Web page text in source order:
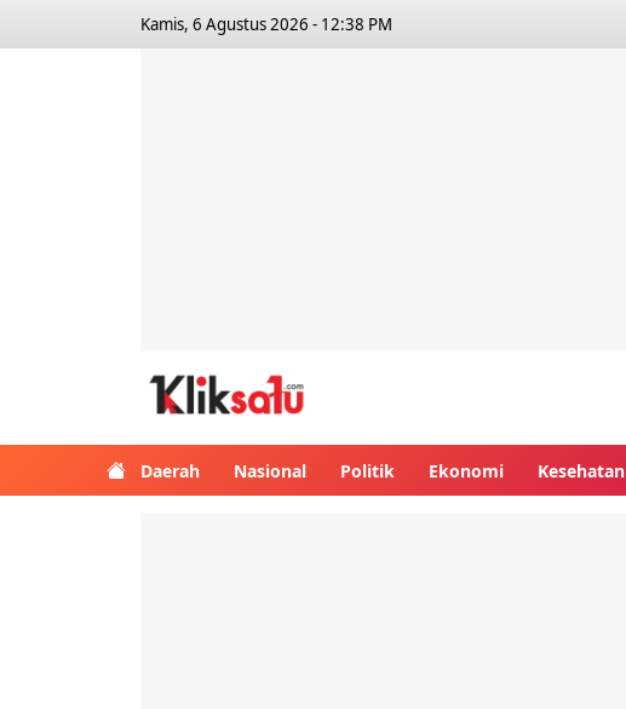
Kamis, 6 Agustus 2026 - 12:38 PM
Daerah Nasional Politik Ekonomi Kesehatan